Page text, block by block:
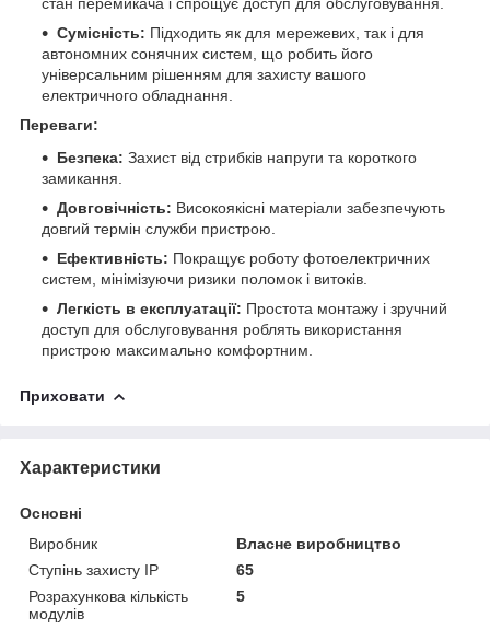
стан перемикача і спрощує доступ для обслуговування.
Сумісність: Підходить як для мережевих, так і для
автономних сонячних систем, що робить його
універсальним рішенням для захисту вашого
електричного обладнання.
Переваги:
Безпека: Захист від стрибків напруги та короткого
замикання.
Довговічність: Високоякісні матеріали забезпечують
довгий термін служби пристрою.
Ефективність: Покращує роботу фотоелектричних
систем, мінімізуючи ризики поломок і витоків.
Легкість в експлуатації: Простота монтажу і зручний
доступ для обслуговування роблять використання
пристрою максимально комфортним.
Приховати
Характеристики
Основні
Виробник
Власне виробництво
Ступінь захисту IP
65
Розрахункова кількість
модулів
5